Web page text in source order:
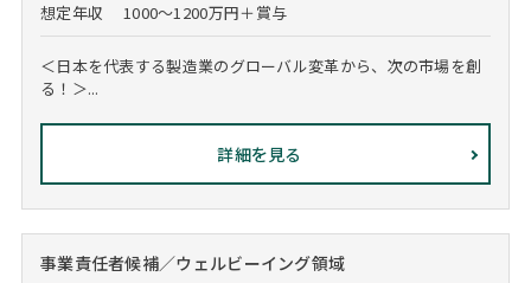
想定年収 1000～1200万円＋賞与
＜日本を代表する製造業のグローバル変革から、次の市場を創
る！＞...
詳細を見る
事業責任者候補／ウェルビーイング領域